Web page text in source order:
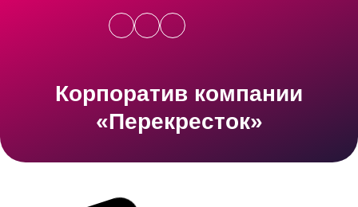
Корпоратив компании
«Перекресток»